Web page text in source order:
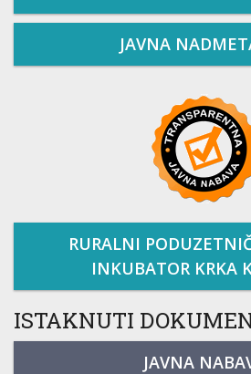
JAVNA
RURALNI
INKUBATOR KRKA
ISTAKNUTI
JAVNA